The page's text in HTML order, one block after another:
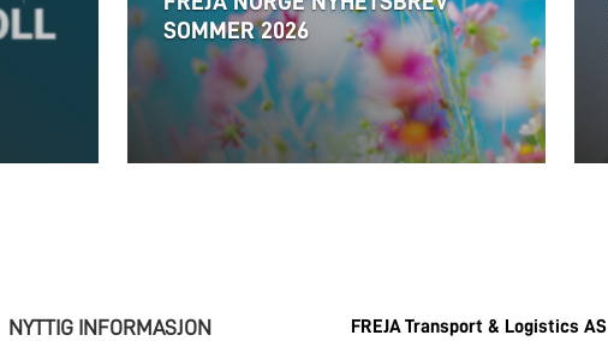
SOMMER 2026
NYTTIG INFORMASJON FREJATransport & Logistics AS